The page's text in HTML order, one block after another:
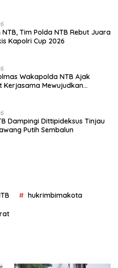
Tim Polda NTB Rebut Juara
Kapolri Cup 2026
Wakapolda NTB Ajak
Kerjasama Mewujudkan
Dampingi Dittipideksus Tinjau
Putih Sembalun
hukrimbimakota